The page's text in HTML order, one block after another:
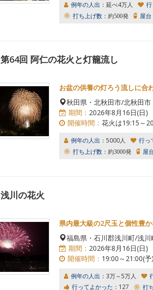
例年の人出： 延べ4万人 行
打ち上げ数： 約500発 屋台
第64回 阿仁の花火と灯籠流し
お盆の供養の灯ろう流しに合
秋田県・北秋田市/北秋田
期間： 2026年8月16日(日)
開催時間： 花火は19:15～
例年の人出： 5000人 行っ
打ち上げ数： 約3000発 屋
浅川の花火
県内最大級の2尺玉と個性豊
福島県・石川郡浅川町/浅
期間： 2026年8月16日(日)
開催時間： 19:00～21:00(予
例年の人出： 3万～5万人
行ってよかった： 127 打